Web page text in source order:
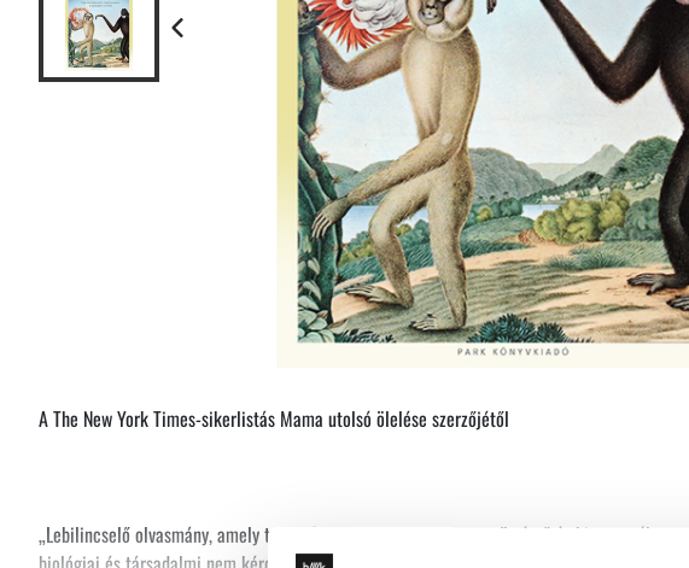
A The New York Times-sikerlistás Mama utolsó ölelése szerzőjétől
„Lebilincselő olvasmány, amely tudományosan megalapozott, együttérző és